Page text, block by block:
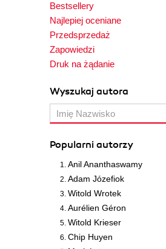
Bestsellery
Najlepiej oceniane
Przedsprzedaż
Zapowiedzi
Druk na żądanie
Wyszukaj autora
Popularni autorzy
Anil Ananthaswamy
Adam Józefiok
Witold Wrotek
Aurélien Géron
Witold Krieser
Chip Huyen